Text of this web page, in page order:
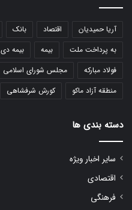
آریا حمیدیان اقتصاد بانک
به پرداخت ملت
بیمه بیمه دی
فولاد مبارکه
مجلس شورای اسلامی
منطقه آزاد ماکو
کورش شرفشاهی
دسته بندی ها
سایر اخبار ویژه
اقتصادی
فرهنگی